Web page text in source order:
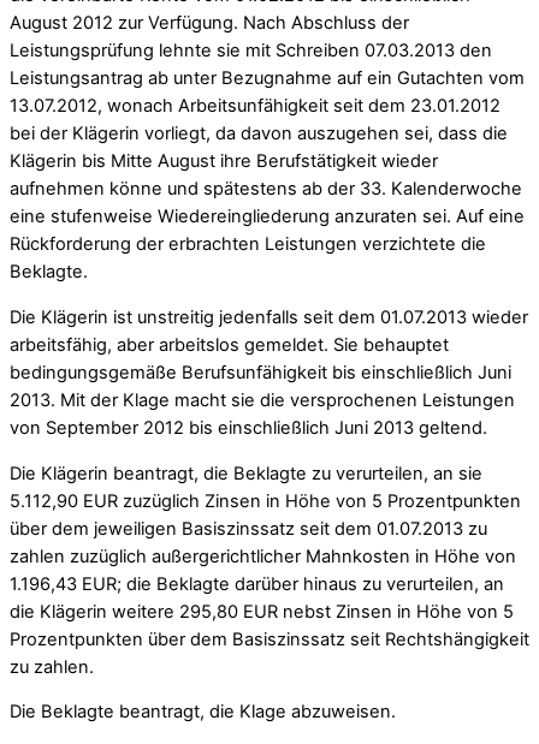
August 2012 zur Verfügung. Nach Abschluss der
Leistungsprüfung lehnte sie mit Schreiben 07.03.2013 den
Leistungsantrag ab unter Bezugnahme auf ein Gutachten vom
13.07.2012, wonach Arbeitsunfähigkeit seit dem 23.01.2012
bei der Klägerin vorliegt, da davon auszugehen sei, dass die
Klägerin bis Mitte August ihre Berufstätigkeit wieder
aufnehmen könne und spätestens ab der 33. Kalenderwoche
eine stufenweise Wiedereingliederung anzuraten sei. Auf eine
Rückforderung der erbrachten Leistungen verzichtete die
Beklagte.
Die Klägerin ist unstreitig jedenfalls seit dem 01.07.2013 wieder
arbeitsfähig, aber arbeitslos gemeldet. Sie behauptet
bedingungsgemäße Berufsunfähigkeit bis einschließlich Juni
2013. Mit der Klage macht sie die versprochenen Leistungen
von September 2012 bis einschließlich Juni 2013 geltend.
Die Klägerin beantragt, die Beklagte zu verurteilen, an sie
5.112,90 EUR zuzüglich Zinsen in Höhe von 5 Prozentpunkten
über dem jeweiligen Basiszinssatz seit dem 01.07.2013 zu
zahlen zuzüglich außergerichtlicher Mahnkosten in Höhe von
1.196,43 EUR; die Beklagte darüber hinaus zu verurteilen, an
die Klägerin weitere 295,80 EUR nebst Zinsen in Höhe von 5
Prozentpunkten über dem Basiszinssatz seit Rechtshängigkeit
zu zahlen.
Die Beklagte beantragt, die Klage abzuweisen.